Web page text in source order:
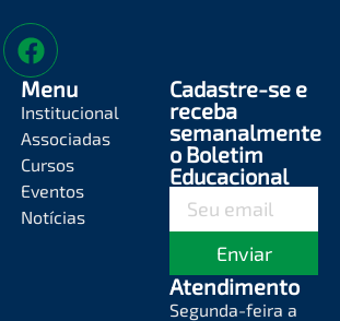
Menu
Institucional
Associadas
Cursos
Eventos
Notícias
Cadastre-se e
receba
semanalmente
o Boletim
Educacional
Enviar
Atendimento
Segunda-feira a